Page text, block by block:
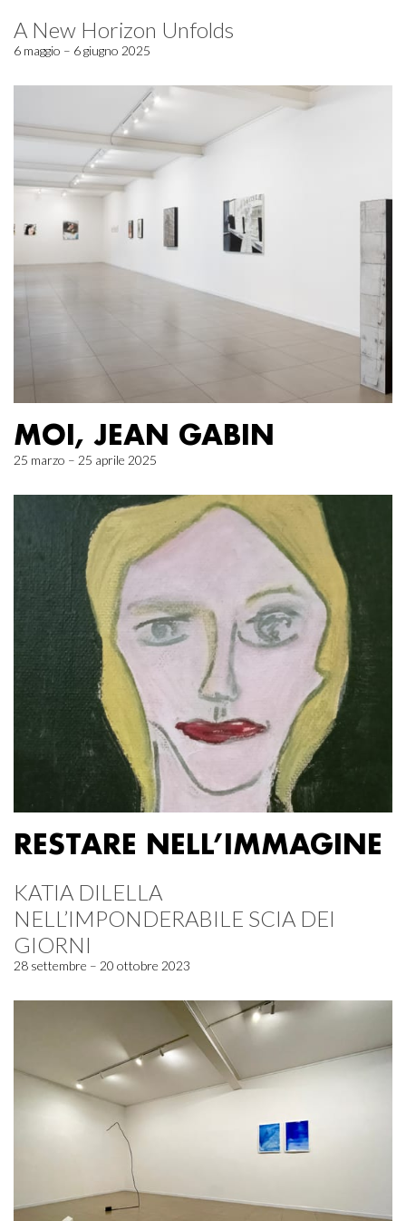
A New Horizon Unfolds
6 maggio – 6 giugno 2025
MOI, JEAN GABIN
25 marzo – 25 aprile 2025
RESTARE NELL’IMMAGINE
KATIA DILELLA
NELL’IMPONDERABILE SCIA DEI
GIORNI
28 settembre – 20 ottobre 2023